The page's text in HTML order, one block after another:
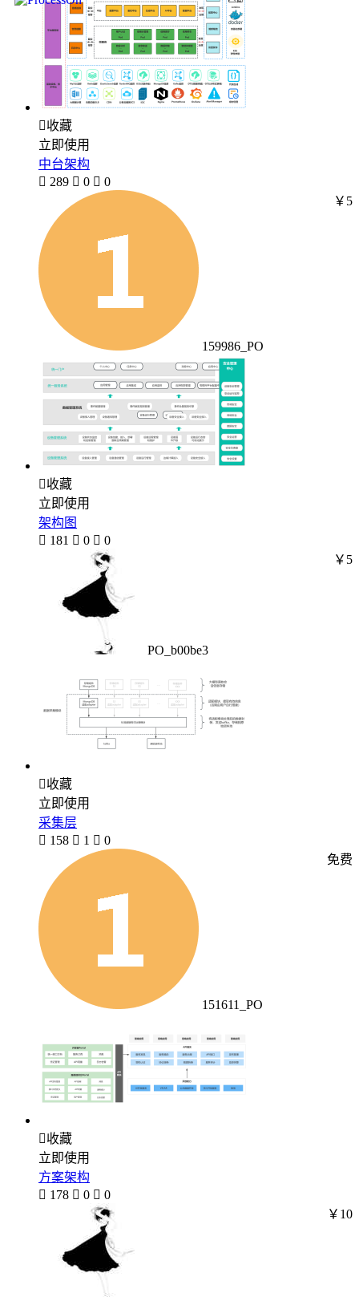
收藏
立即使用
中台架构
 289  0  0
159986_PO
￥5
收藏
立即使用
架构图
 181  0  0
PO_b00be3
￥5
收藏
立即使用
采集层
 158  1  0
151611_PO
免费
收藏
立即使用
方案架构
 178  0  0
￥10